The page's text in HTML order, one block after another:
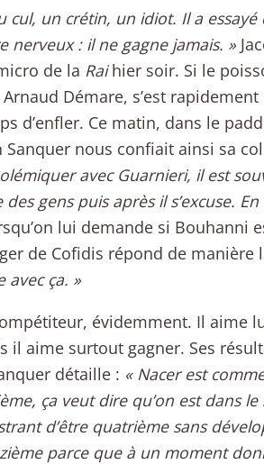
cul, un crétin, un idiot. Il a
nerveux : il ne gagne jamais. »
de la Raihier soir. Si le
Démare, s’est
d’enfler. Ce matin, dans le
Sanquer nous confiait ainsi sa
avec Guarnieri, il est
gens puis après il s’excuse.
lui demande si Bouhanni
de Cofidis répond de manière
avec ça. »
évidemment. Il aime
il aime surtout gagner. Ses
détaille : « Nacer est
ça veut dire qu’on est dans le
d’être quatrième sans
parce que à un moment